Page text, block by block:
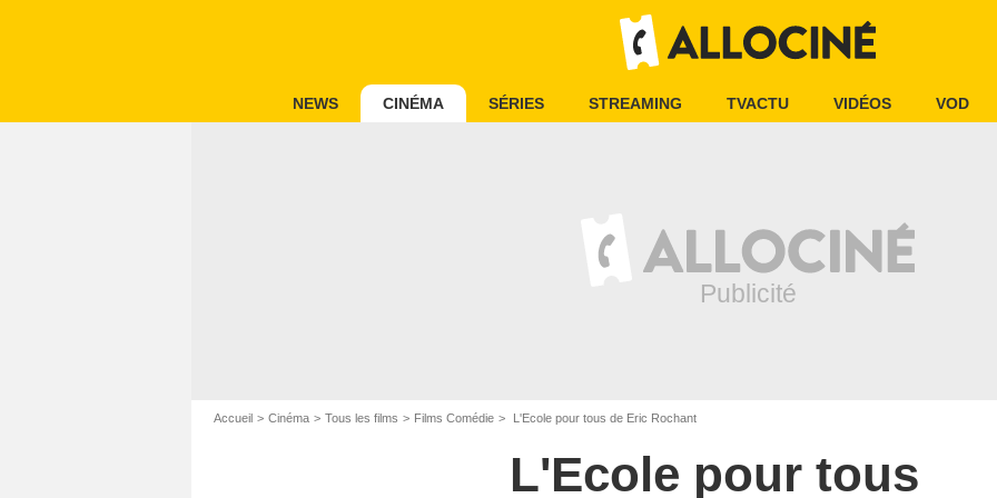
NEWS CINÉMA SÉRIES STREAMING TVACTU VIDÉOS VOD
Accueil Cinéma Tous les films Films Comédie L'Ecole pour tous de Eric Rochant
L'Ecole pour tous